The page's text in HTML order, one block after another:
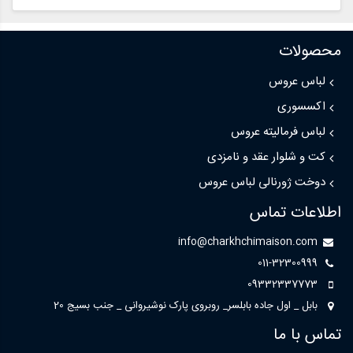
محصولات
لباس عروس
اکسسوری
لباس فرمالیته عروس
کت و شلوار عقد و نامزدی
دوخت ژورنالی لباس عروس
اطلاعات تماس
info@charkhchimaison.com
011-32300999
09332337773
بابل _ اول جاده بابلسر_ روبروی پارک نوشیروانی _ جنب بسیج 20
تماس با ما